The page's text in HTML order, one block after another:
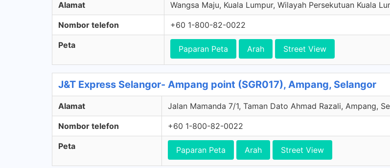
Alamat Wangsa Maju, Kuala Lumpur, Wilayah Persekutuan Kuala
Nombor telefon +60 1-800-82-0022
Peta Paparan Peta Arah Street View
J&T Express Selangor- Ampang point (SGR017), Ampang, Selangor
Alamat Jalan Mamanda 7/1, Taman Dato Ahmad Razali, Ampang,
Nombor telefon +60 1-800-82-0022
Peta Paparan Peta Arah Street View